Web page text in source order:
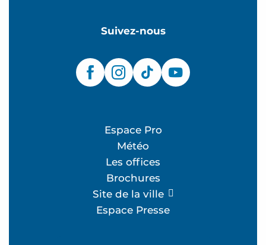
Suivez-nous
Espace Pro
Météo
Les offices
Brochures
Site de la ville
Espace Presse